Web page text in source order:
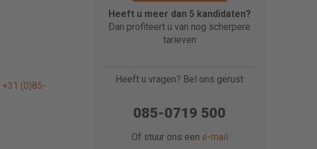
+31 (0)85-
Heeft u meer dan 5 kandidaten?
Dan profiteert u van nog scherpere
tarieven
Heeft u vragen? Bel ons gerust
085-0719 500
Of stuur ons een e-mail